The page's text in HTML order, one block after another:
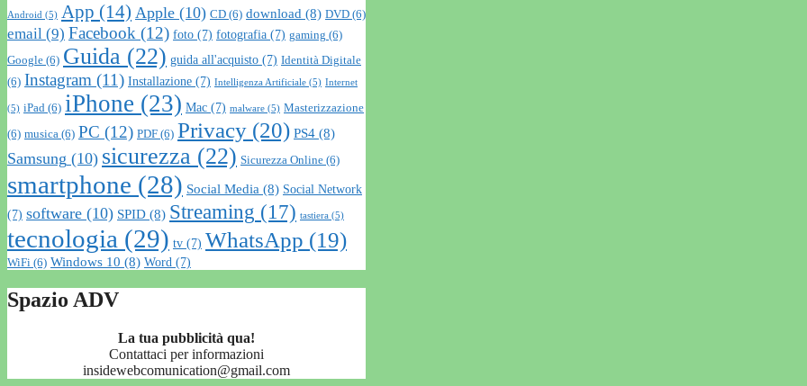
Android (5) App (14) Apple (10) CD (6) download (8) DVD (6)
email (9) Facebook (12) foto (7) fotografia (7) gaming (6)
Google (6) Guida (22) guida all'acquisto (7) Identità Digitale
(6) Instagram (11) Installazione (7) Intelligenza Artificiale (5) Internet
(5) iPad (6) iPhone (23) Mac (7) malware (5) Masterizzazione
(6) musica (6) PC (12) PDF (6) Privacy (20) PS4 (8)
Samsung (10) sicurezza (22) Sicurezza Online (6)
smartphone (28) Social Media (8) Social Network
(7) software (10) SPID (8) Streaming (17) tastiera (5)
tecnologia (29) tv (7) WhatsApp (19)
WiFi (6) Windows 10 (8) Word (7)
Spazio ADV
La tua pubblicità qua!
Contattaci per informazioni
insidewebcomunication@gmail.com